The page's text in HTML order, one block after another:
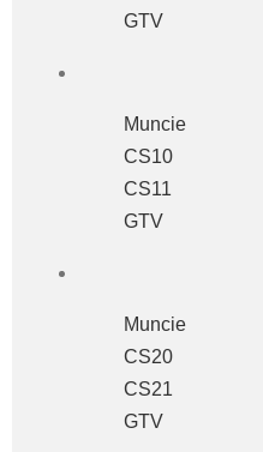
GTV
Muncie
CS10
CS11
GTV
Muncie
CS20
CS21
GTV